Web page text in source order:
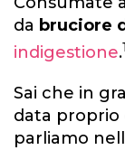
da bruciore
indigestione.
Sai che in
data proprio
parliamo